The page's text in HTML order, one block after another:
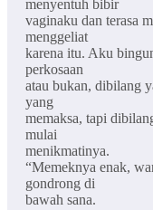
menyentuh bibir
vaginaku dan terasa
menggeliat
karena itu. Aku
perkosaan
atau bukan, dibilang
yang
memaksa, tapi
mulai
menikmatinya.
“Memeknya enak,
gondrong di
bawah sana.